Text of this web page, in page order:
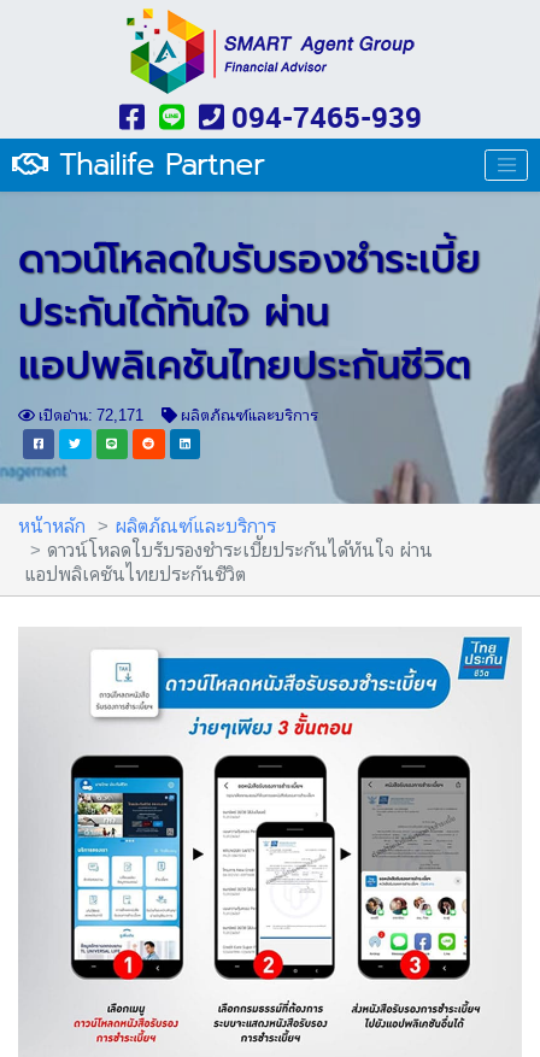
094-7465-939
Thailife Partner
ดาวน์โหลดใบรับรองชำระเบี้ย
ประกันได้ทันใจ ผ่าน
แอปพลิเคชันไทยประกันชีวิต
เปิดอ่าน: 72,171 ผลิตภัณฑ์และบริการ
หน้าหลัก
ผลิตภัณฑ์และบริการ
ดาวน์โหลดใบรับรองชำระเบี้ยประกันได้ทันใจ ผ่าน
แอปพลิเคชันไทยประกันชีวิต